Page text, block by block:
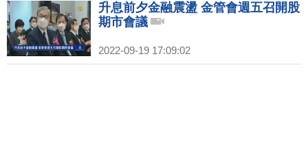
升息前夕金融震盪 金管會週五召開股
期市會議
2022-09-19 17:09:02